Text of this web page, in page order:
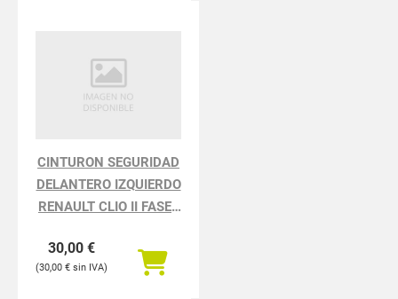
CINTURON SEGURIDAD
DELANTERO IZQUIERDO
RENAULT CLIO II FASE I
30,00 €
30,00 €